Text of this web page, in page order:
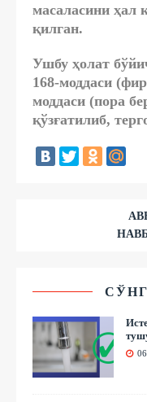
масаласини ҳал
қилган.
Ушбу ҳолат
168-моддаси
моддаси (пора
қўзғатилиб,